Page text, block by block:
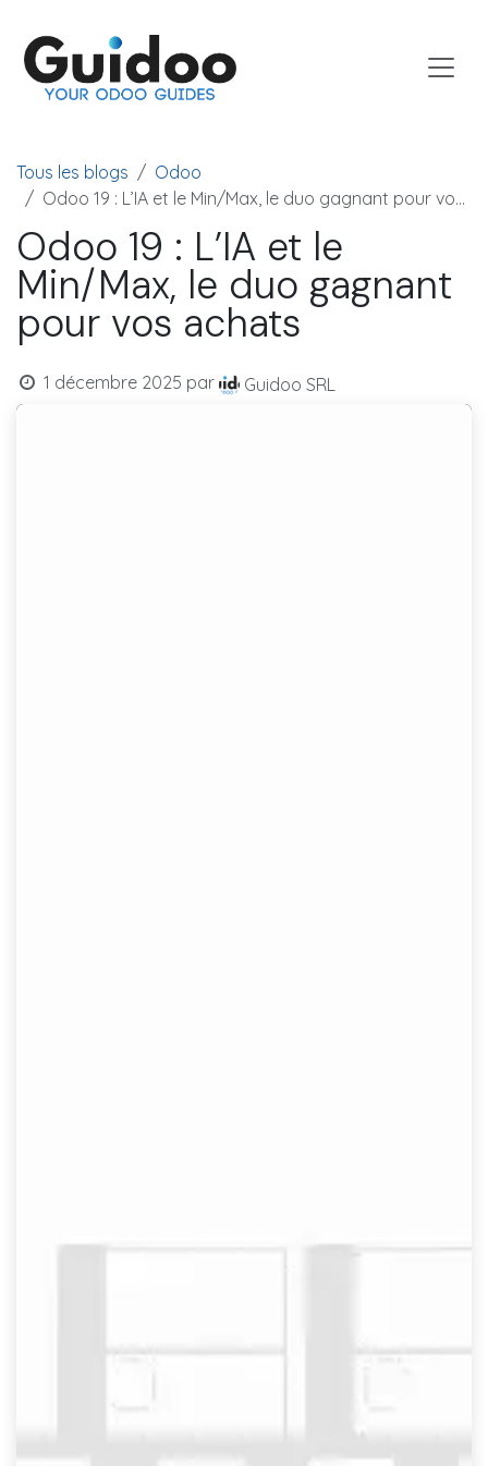
Tous les blogs
Odoo
Odoo 19 : L’IA et le Min/Max, le duo gagnant pour vos achats
Odoo 19 : L’IA et le
Min/Max, le duo gagnant
pour vos achats
1 décembre 2025 par Guidoo SRL